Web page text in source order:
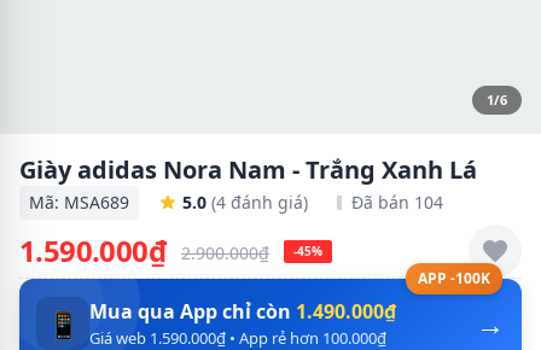
1/6
Giày adidas Nora Nam - Trắng Xanh Lá
Mã: MSA689 5.0 (4 đánh giá) Đã bán 104
1.590.000₫ 2.900.000₫ -45%
APP -100K
→
📱 Mua qua App chỉ còn 1.490.000₫
Giá web 1.590.000₫ • App rẻ hơn 100.000₫